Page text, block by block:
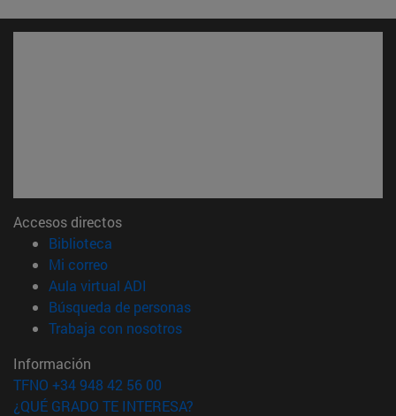
Accesos directos
Biblioteca
Mi correo(abre en nueva ventana)
Aula virtual ADI
Búsqueda de personas(abre en nueva ventana)
Trabaja con nosotros(abre en nueva ventana)
Información
TFNO +34 948 42 56 00
¿QUÉ GRADO TE INTERESA?